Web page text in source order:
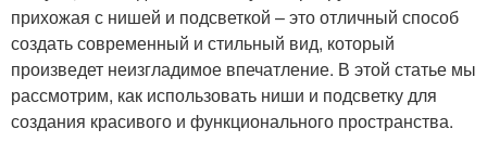
прихожая с нишей и подсветкой – это отличный способ
создать современный и стильный вид, который
произведет неизгладимое впечатление. В этой статье мы
рассмотрим, как использовать ниши и подсветку для
создания красивого и функционального пространства.